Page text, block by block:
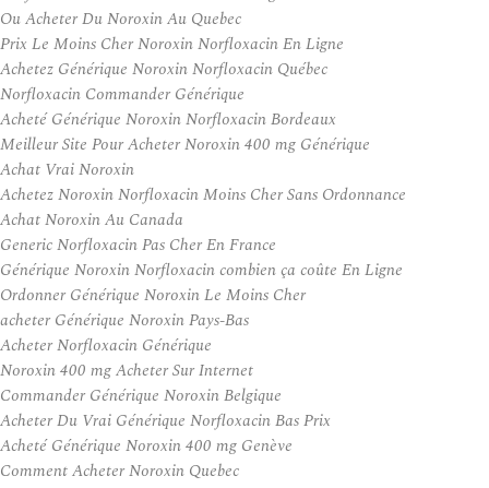
Ou Acheter Du Noroxin Au Quebec
Prix Le Moins Cher Noroxin Norfloxacin En Ligne
Achetez Générique Noroxin Norfloxacin Québec
Norfloxacin Commander Générique
Acheté Générique Noroxin Norfloxacin Bordeaux
Meilleur Site Pour Acheter Noroxin 400 mg Générique
Achat Vrai Noroxin
Achetez Noroxin Norfloxacin Moins Cher Sans Ordonnance
Achat Noroxin Au Canada
Generic Norfloxacin Pas Cher En France
Générique Noroxin Norfloxacin combien ça coûte En Ligne
Ordonner Générique Noroxin Le Moins Cher
acheter Générique Noroxin Pays-Bas
Acheter Norfloxacin Générique
Noroxin 400 mg Acheter Sur Internet
Commander Générique Noroxin Belgique
Acheter Du Vrai Générique Norfloxacin Bas Prix
Acheté Générique Noroxin 400 mg Genève
Comment Acheter Noroxin Quebec